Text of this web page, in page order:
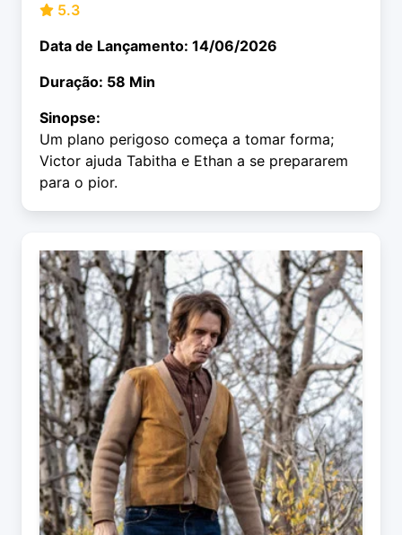
5.3
Data de Lançamento: 14/06/2026
Duração: 58 Min
Sinopse:
Um plano perigoso começa a tomar forma;
Victor ajuda Tabitha e Ethan a se prepararem
para o pior.